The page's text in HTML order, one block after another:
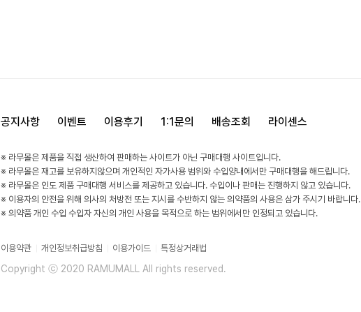
공지사항 이벤트 이용후기 1:1문의 배송조회 라이센스
※ 라무몰은 제품을 직접 생산하여 판매하는 사이트가 아닌 구매대행 사이트입니다.
※ 라무몰은 재고를 보유하지않으며 개인적인 자가사용 범위와 수입양내에서만 구매대행을 해드립니다.
※ 라무몰은 인도 제품 구매대행 서비스를 제공하고 있습니다. 수입이나 판매는 진행하지 않고 있습니다.
※ 이용자의 안전을 위해 의사의 처방전 또는 지시를 수반하지 않는 의약품의 사용은 삼가 주시기 바랍니다.
※ 의약품 개인 수입 수입자 자신의 개인 사용을 목적으로 하는 범위에서만 인정되고 있습니다.
이용약관 개인정보취급방침 이용가이드 특정상거래법
Copyright ⓒ 2020 RAMUMALL All rights reserved.